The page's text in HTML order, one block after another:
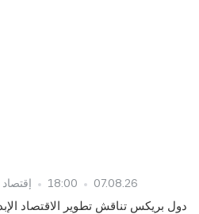
07.08.26
18:00 إقتصاد
دول بريكس تناقش تطوير الاقتصاد